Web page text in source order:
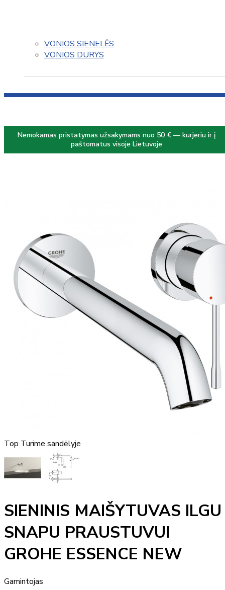
VONIOS SIENELĖS
VONIOS DURYS
Nemokamas pristatymas užsakymams nuo 50 € — kurjeriu ir į
paštomatus visoje Lietuvoje
Top Turime sandėlyje
SIENINIS MAIŠYTUVAS ILGU
SNAPU PRAUSTUVUI
GROHE ESSENCE NEW
Gamintojas